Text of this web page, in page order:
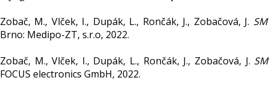
Zobač, M., Vlček, I., Dupák, L., Rončák, J., Zobačová, J.
Brno: Medipo-ZT, s.r.o, 2022.
Zobač, M., Vlček, I., Dupák, L., Rončák, J., Zobačová, J.
FOCUS electronics GmbH, 2022.